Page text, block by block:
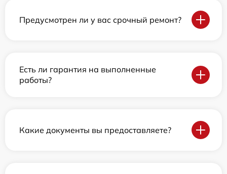
Предусмотрен ли у вас срочный ремонт?
Есть ли гарантия на выполненные
работы?
Какие документы вы предоставляете?